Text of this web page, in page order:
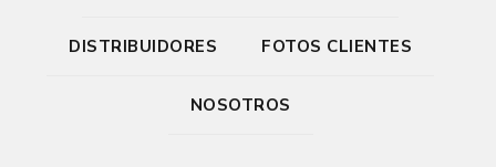
DISTRIBUIDORES FOTOS CLIENTES
NOSOTROS